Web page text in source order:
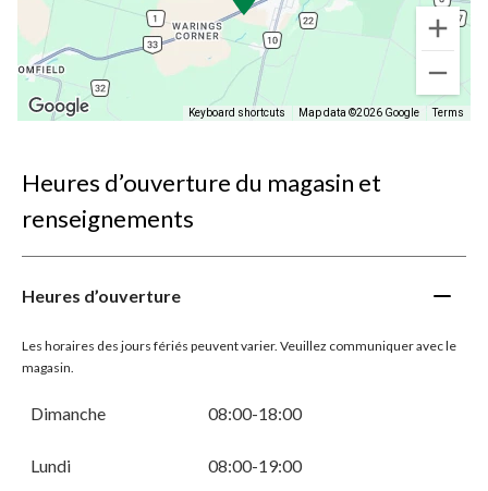
Keyboard shortcuts Map data ©2026 Google Terms
Heures d’ouverture du magasin et
renseignements
Heures d’ouverture
Les horaires des jours fériés peuvent varier. Veuillez communiquer avec le
magasin.
Dimanche 08:00-18:00
Lundi 08:00-19:00